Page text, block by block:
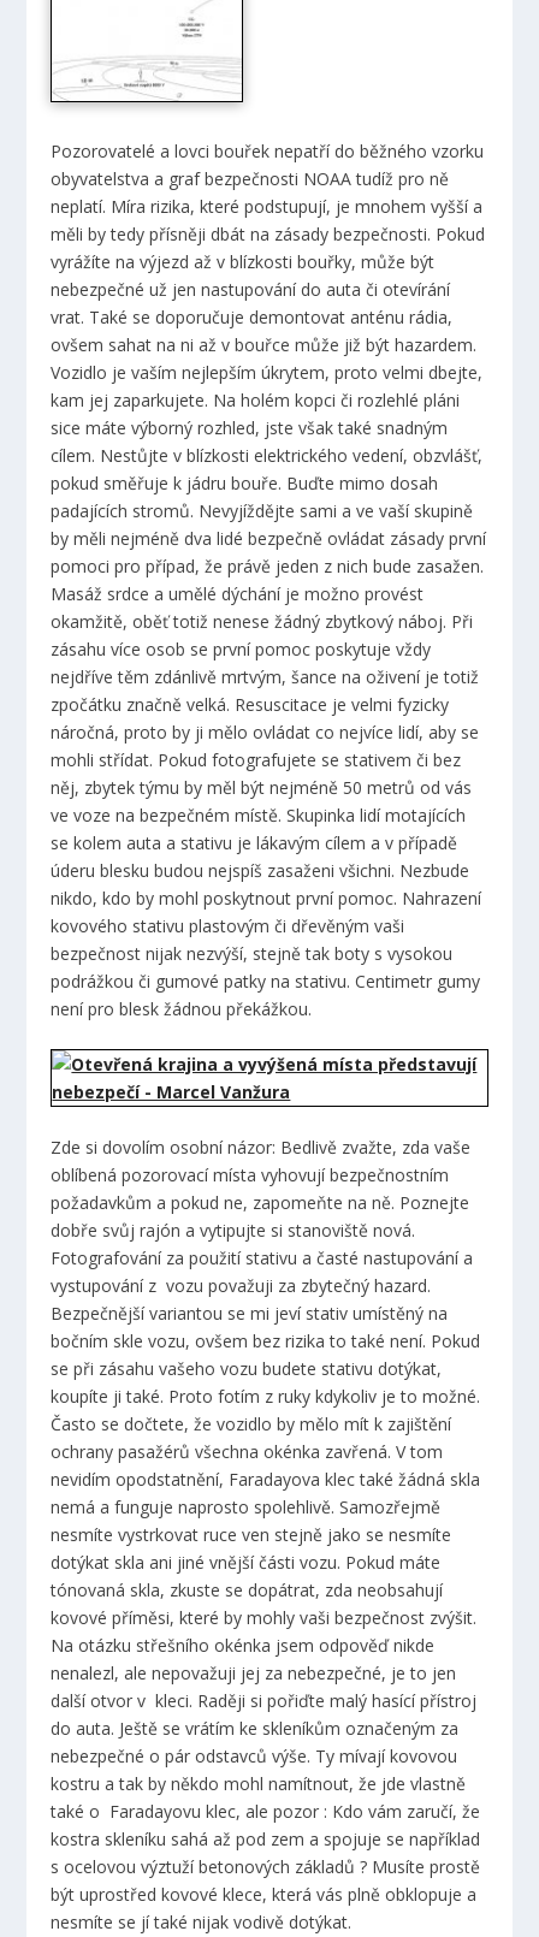
Pozorovatelé a lovci bouřek nepatří do běžného vzorku
obyvatelstva a graf bezpečnosti NOAA tudíž pro ně
neplatí. Míra rizika, které podstupují, je mnohem vyšší a
měli by tedy přísněji dbát na zásady bezpečnosti. Pokud
vyrážíte na výjezd až v blízkosti bouřky, může být
nebezpečné už jen nastupování do auta či otevírání
vrat. Také se doporučuje demontovat anténu rádia,
ovšem sahat na ni až v bouřce může již být hazardem.
Vozidlo je vaším nejlepším úkrytem, proto velmi dbejte,
kam jej zaparkujete. Na holém kopci či rozlehlé pláni
sice máte výborný rozhled, jste však také snadným
cílem. Nestůjte v blízkosti elektrického vedení, obzvlášť,
pokud směřuje k jádru bouře. Buďte mimo dosah
padajících stromů. Nevyjíždějte sami a ve vaší skupině
by měli nejméně dva lidé bezpečně ovládat zásady první
pomoci pro případ, že právě jeden z nich bude zasažen.
Masáž srdce a umělé dýchání je možno provést
okamžitě, oběť totiž nenese žádný zbytkový náboj. Při
zásahu více osob se první pomoc poskytuje vždy
nejdříve těm zdánlivě mrtvým, šance na oživení je totiž
zpočátku značně velká. Resuscitace je velmi fyzicky
náročná, proto by ji mělo ovládat co nejvíce lidí, aby se
mohli střídat. Pokud fotografujete se stativem či bez
něj, zbytek týmu by měl být nejméně 50 metrů od vás
ve voze na bezpečném místě. Skupinka lidí motajících
se kolem auta a stativu je lákavým cílem a v případě
úderu blesku budou nejspíš zasaženi všichni. Nezbude
nikdo, kdo by mohl poskytnout první pomoc. Nahrazení
kovového stativu plastovým či dřevěným vaši
bezpečnost nijak nezvýší, stejně tak boty s vysokou
podrážkou či gumové patky na stativu. Centimetr gumy
není pro blesk žádnou překážkou.
Zde si dovolím osobní názor: Bedlivě zvažte, zda vaše
oblíbená pozorovací místa vyhovují bezpečnostním
požadavkům a pokud ne, zapomeňte na ně. Poznejte
dobře svůj rajón a vytipujte si stanoviště nová.
Fotografování za použití stativu a časté nastupování a
vystupování z vozu považuji za zbytečný hazard.
Bezpečnější variantou se mi jeví stativ umístěný na
bočním skle vozu, ovšem bez rizika to také není. Pokud
se při zásahu vašeho vozu budete stativu dotýkat,
koupíte ji také. Proto fotím z ruky kdykoliv je to možné.
Často se dočtete, že vozidlo by mělo mít k zajištění
ochrany pasažérů všechna okénka zavřená. V tom
nevidím opodstatnění, Faradayova klec také žádná skla
nemá a funguje naprosto spolehlivě. Samozřejmě
nesmíte vystrkovat ruce ven stejně jako se nesmíte
dotýkat skla ani jiné vnější části vozu. Pokud máte
tónovaná skla, zkuste se dopátrat, zda neobsahují
kovové příměsi, které by mohly vaši bezpečnost zvýšit.
Na otázku střešního okénka jsem odpověď nikde
nenalezl, ale nepovažuji jej za nebezpečné, je to jen
další otvor v kleci. Raději si pořiďte malý hasící přístroj
do auta. Ještě se vrátím ke skleníkům označeným za
nebezpečné o pár odstavců výše. Ty mívají kovovou
kostru a tak by někdo mohl namítnout, že jde vlastně
také o Faradayovu klec, ale pozor : Kdo vám zaručí, že
kostra skleníku sahá až pod zem a spojuje se například
s ocelovou výztuží betonových základů ? Musíte prostě
být uprostřed kovové klece, která vás plně obklopuje a
nesmíte se jí také nijak vodivě dotýkat.